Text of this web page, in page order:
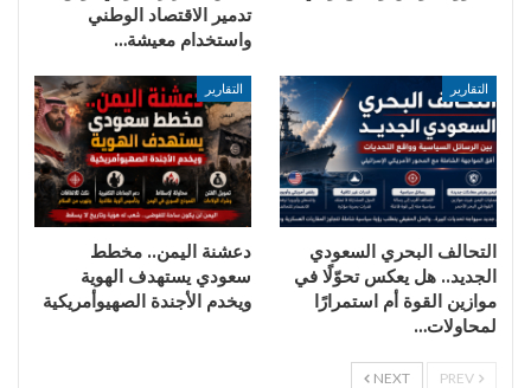
تدمير الاقتصاد الوطني
واستخدام معيشة…
التقارير
التحالف البحري السعودي
الجديد.. هل يعكس تحوّلًا في
موازين القوة أم استمرارًا
لمحاولات…
التقارير
دعشنة اليمن.. مخطط
سعودي يستهدف الهوية
ويخدم الأجندة الصهيوأمريكية
NEXT